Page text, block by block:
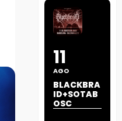
11
AGO
BLACKBRA
ID+SOTAB
OSC